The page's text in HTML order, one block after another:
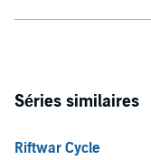
Séries similaires
Riftwar Cycle